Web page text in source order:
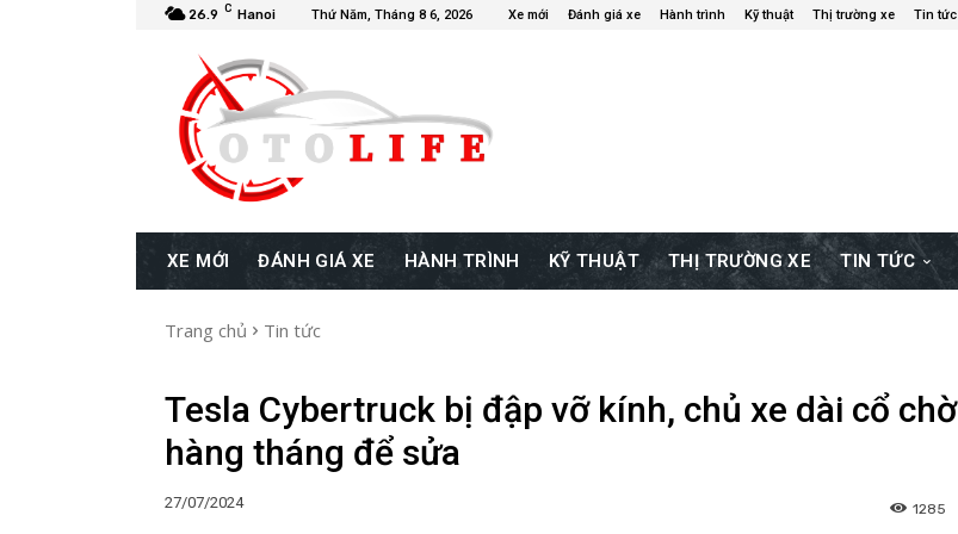
26.9 C Hanoi Thứ Năm, Tháng 8 6, 2026 Xe mới Đánh giá xe Hành trình Kỹ thuật Thị trường xe Tin tức
XE MỚI ĐÁNH GIÁ XE HÀNH TRÌNH KỸ THUẬT THỊ TRƯỜNG XE TIN TỨC
Trang chủ Tin tức
Tesla Cybertruck bị đập vỡ kính, chủ xe dài cổ chờ
hàng tháng để sửa
27/07/2024 1285